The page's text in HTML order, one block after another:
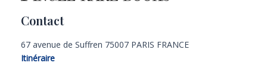
Contact
67 avenue de Suffren 75007 PARIS FRANCE
Itinéraire